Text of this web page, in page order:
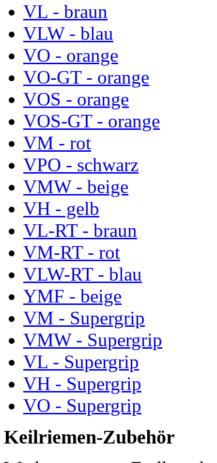
VL - braun
VLW - blau
VO - orange
VO-GT - orange
VOS - orange
VOS-GT - orange
VM - rot
VPO - schwarz
VMW - beige
VH - gelb
VL-RT - braun
VM-RT - rot
VLW-RT - blau
YMF - beige
VM - Supergrip
VMW - Supergrip
VL - Supergrip
VH - Supergrip
VO - Supergrip
Keilriemen-Zubehör